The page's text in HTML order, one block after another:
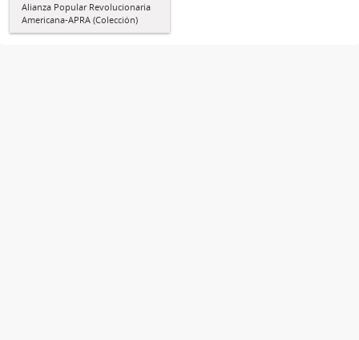
Alianza Popular Revolucionaria
Americana-APRA (Colección)